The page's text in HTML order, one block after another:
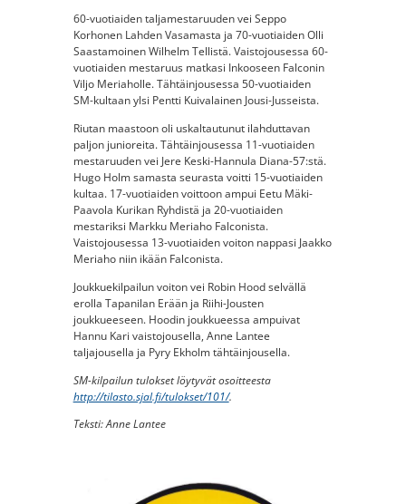
60-vuotiaiden taljamestaruuden vei Seppo
Korhonen Lahden Vasamasta ja 70-vuotiaiden Olli
Saastamoinen Wilhelm Tellistä. Vaistojousessa 60-
vuotiaiden mestaruus matkasi Inkooseen Falconin
Viljo Meriaholle. Tähtäinjousessa 50-vuotiaiden
SM-kultaan ylsi Pentti Kuivalainen Jousi-Jusseista.
Riutan maastoon oli uskaltautunut ilahduttavan
paljon junioreita. Tähtäinjousessa 11-vuotiaiden
mestaruuden vei Jere Keski-Hannula Diana-57:stä.
Hugo Holm samasta seurasta voitti 15-vuotiaiden
kultaa. 17-vuotiaiden voittoon ampui Eetu Mäki-
Paavola Kurikan Ryhdistä ja 20-vuotiaiden
mestariksi Markku Meriaho Falconista.
Vaistojousessa 13-vuotiaiden voiton nappasi Jaakko
Meriaho niin ikään Falconista.
Joukkuekilpailun voiton vei Robin Hood selvällä
erolla Tapanilan Erään ja Riihi-Jousten
joukkueeseen. Hoodin joukkueessa ampuivat
Hannu Kari vaistojousella, Anne Lantee
taljajousella ja Pyry Ekholm tähtäinjousella.
SM-kilpailun tulokset löytyvät osoitteesta
http://tilasto.sjal.fi/tulokset/101/.
Teksti: Anne Lantee